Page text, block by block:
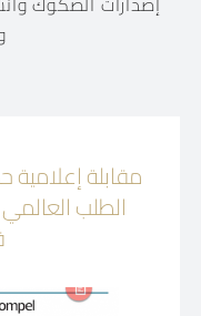
مقابلة إعلامية
الطلب